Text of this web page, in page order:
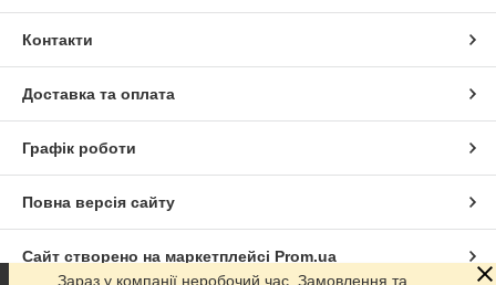
Контакти
Доставка та оплата
Графік роботи
Повна версія сайту
Сайт створено на маркетплейсі Prom.ua
Зараз у компанії неробочий час. Замовлення та